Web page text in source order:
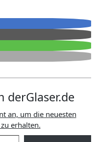
derGlaser.de
erhalten.